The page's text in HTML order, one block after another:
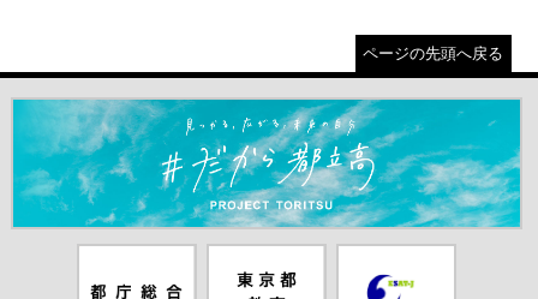
ページの先頭へ戻る
＃だから都立高（別ウインドウが開きます）
ムページ（別
員会（別ウイ
ピーキングテ